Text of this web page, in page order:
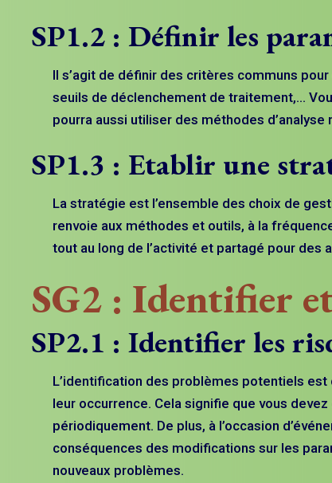
SP1.2 : Définir les
Il s’agit de définir des critères communs
seuils de déclenchement de traitement,…
pourra aussi utiliser des méthodes
SP1.3 : Etablir une
La stratégie est l’ensemble des choix de
renvoie aux méthodes et outils, à la
tout au long de l’activité et partagé pour des
SG2 : Identifier
SP2.1 : Identifier les
L’identification des problèmes potentiels
leur occurrence. Cela signifie que vous
périodiquement. De plus, à l’occasion
conséquences des modifications sur les
nouveaux problèmes.